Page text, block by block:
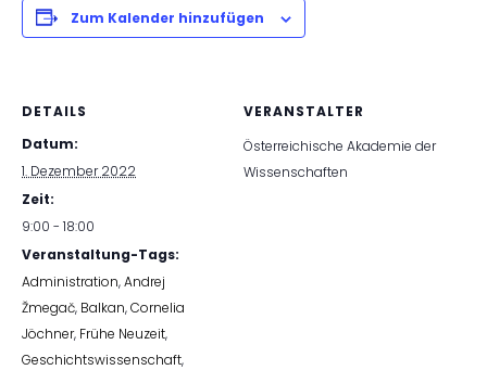
Zum Kalender hinzufügen
DETAILS
Datum:
1. Dezember 2022
Zeit:
9:00 - 18:00
Veranstaltung-Tags:
Administration,Andrej
Žmegač, Balkan,Cornelia
Jöchner, Frühe Neuzeit,
Geschichtswissenschaft,
VERANSTALTER
Österreichische Akademie der
Wissenschaften